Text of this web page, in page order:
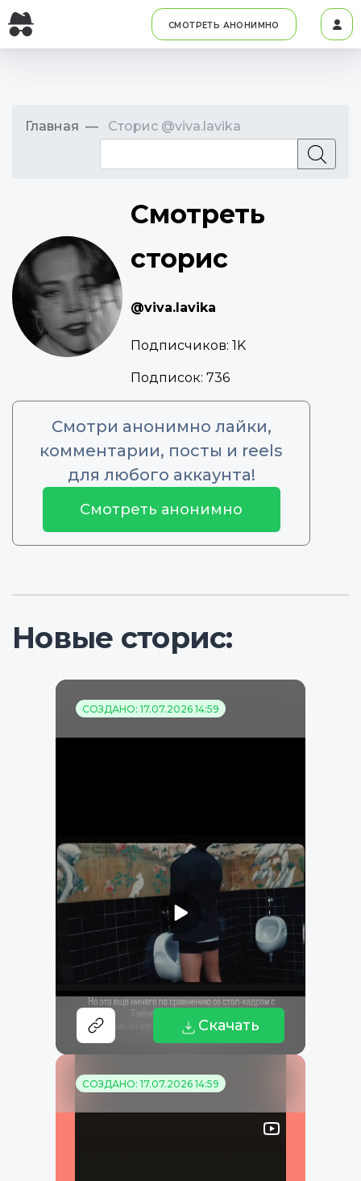
СМОТРЕТЬ АНОНИМНО
Главная Сторис @viva.lavika
Смотреть
сторис
@viva.lavika
Подписчиков: 1K
Подписок: 736
Смотри анонимно лайки,
комментарии, посты и reels
для любого аккаунта!
Смотреть анонимно
Новые сторис:
СОЗДАНО: 17.07.2026 14:59
Скачать
СОЗДАНО: 17.07.2026 14:59